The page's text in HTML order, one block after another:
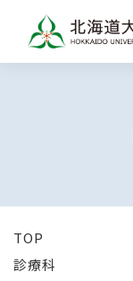
TOP
診療科